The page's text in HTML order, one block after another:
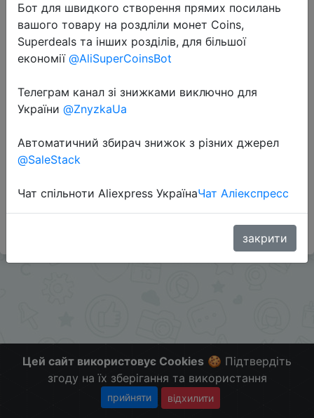
8589 грн.
Перейти до магазину
#Touch #UA
Больше скидок в telegramt.me/ChinaGoodBuy
Цей сайт використовує Cookies 🍪 Підтвердіть
згоду на їх зберігання та використання
прийняти відхилити
Бот для швидкого створення прямих посилань
вашого товару на роздліли монет Coins,
Superdeals та інших розділів, для більшої
економії @AliSuperCoinsBot
Телеграм канал зі знижками виключно для
України @ZnyzkaUa
Автоматичний збирач знижок з різних джерел
@SaleStack
Чат спільноти Aliexpress УкраїнаЧат Аліекспресс
закрити